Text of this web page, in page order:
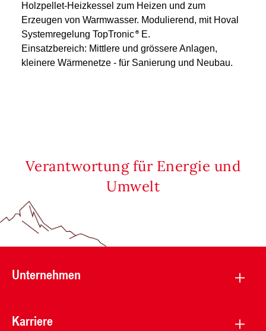
Holzpellet-Heizkessel zum Heizen und zum
Erzeugen von Warmwasser. Modulierend, mit Hoval
Systemregelung TopTronic
E.
Einsatzbereich: Mittlere und grössere Anlagen,
kleinere Wärmenetze - für Sanierung und Neubau.
Verantwortung für Energie und
Umwelt
Unternehmen
Karriere